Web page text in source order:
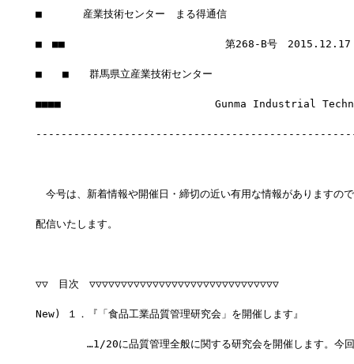
■　　　　産業技術センター　まる得通信
■　■■　　　　　　　　　　　　　　　 第268-B号　2015.12.17
■　　■　　群馬県立産業技術センター
■■■■　　　　　　　　　　　　　　　Gunma Industrial
今号は、新着情報や開催日・締切の近い有用な情報がありますの
配信いたします。
▽▽　目次　▽▽▽▽▽▽▽▽▽▽▽▽▽▽▽▽▽▽▽▽▽▽▽▽▽▽▽▽▽▽
New) １．『「食品工業品質管理研究会」を開催します』
…1/20に品質管理全般に関する研究会を開催します。今回